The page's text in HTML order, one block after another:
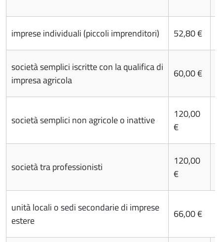
imprese individuali (piccoli imprenditori) 52,80 €
società semplici iscritte con la qualifica di
impresa agricola
60,00 €
società semplici non agricole o inattive
120,00
€
società tra professionisti
120,00
€
unità locali o sedi secondarie di imprese
estere
66,00 €